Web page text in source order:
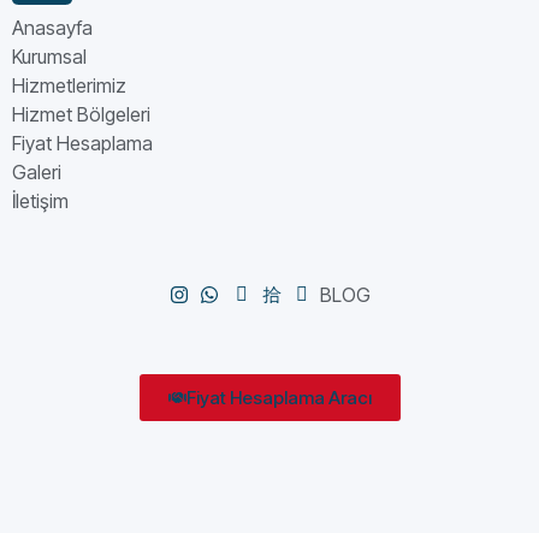
Anasayfa
Kurumsal
Hizmetlerimiz
Hizmet Bölgeleri
Fiyat Hesaplama
Galeri
İletişim
BLOG
Fiyat Hesaplama Aracı